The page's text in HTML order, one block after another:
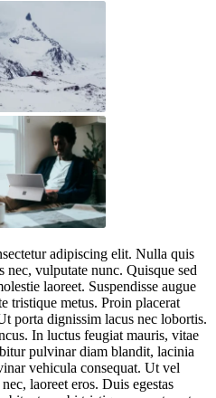
adipiscing elit. Nulla quis
vulputate nunc. Quisque sed
laoreet. Suspendisse augue
tristique metus. Proin placerat
porta dignissim lacus nec lobortis.
In luctus feugiat mauris, vitae
pulvinar diam blandit, lacinia
vehicula consequat. Ut vel
laoreet eros. Duis egestas